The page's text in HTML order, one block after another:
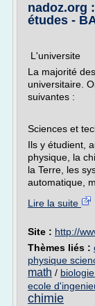
nadoz.org
études -
L'universite
La majorité
universitaire.
suivantes :
Sciences et
Ils y étudient,
physique, la
la Terre, les
automatique,
Lire la suite
Site : http://
Thèmes liés :
physique
math /
ecole
chimie